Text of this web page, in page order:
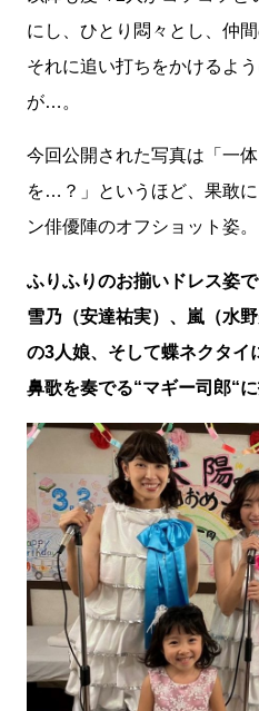
にし、ひとり悶々とし、仲
それに追い打ちをかけるよ
が…。
今回公開された写真は「一
を…？」というほど、果敢
ン俳優陣のオフショット姿。
ふりふりのお揃いドレス姿
雪乃（安達祐実）、嵐（水
の3人娘、そして蝶ネクタイ
鼻歌を奏でる“マギー司郎“